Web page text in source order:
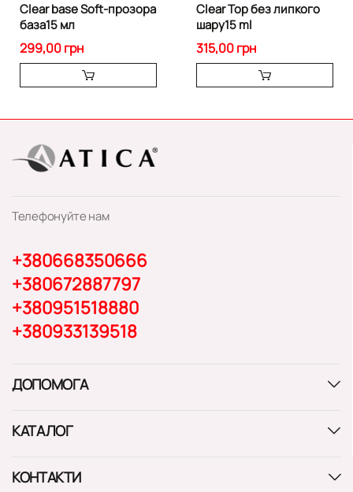
Clear base Soft-прозора
база15 мл
299,00 грн
Clear Top без липкого
шару15 ml
315,00 грн
Телефонуйте нам
+380668350666
+380672887797
+380951518880
+380933139518
ДОПОМОГА
КАТАЛОГ
КОНТАКТИ